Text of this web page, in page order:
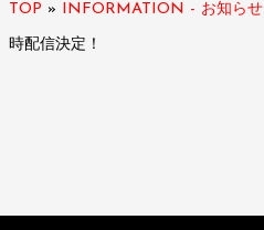
TOP » INFORMATION - お知らせ
時配信決定！